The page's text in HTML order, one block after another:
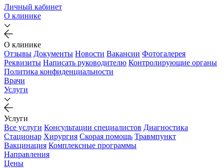
Личный кабинет
О клинике
О клинике
Отзывы Документы Новости Вакансии Фотогалерея
Реквизиты Написать руководителю Контролирующие органы
Политика конфиденциальности
Врачи
Услуги
Услуги
Все услуги Консультации специалистов Диагностика
Стационар Хирургия Скорая помощь Травмпункт
Вакцинация Комплексные программы
Направления
Цены